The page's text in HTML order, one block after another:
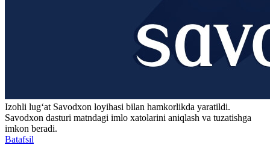
Izohli lugʻat Savodxon loyihasi bilan hamkorlikda yaratildi.
Savodxon dasturi matndagi imlo xatolarini aniqlash va tuzatishga
imkon beradi.
Batafsil